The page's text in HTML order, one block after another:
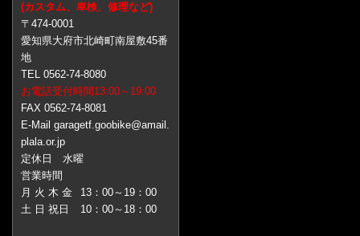
(カスタム、車検、修理など)
〒474-0001
愛知県大府市北崎町南屋敷45番
地
TEL 0562-74-8080
お電話受付時間13:00～19:00
FAX 0562-74-8081
E-Mail garagetf.goobike@amail.
plala.or.jp
定休日 水曜
営業時間
月 火 木 金
13：00～19：00
土 日 祝日
10：00～18：00